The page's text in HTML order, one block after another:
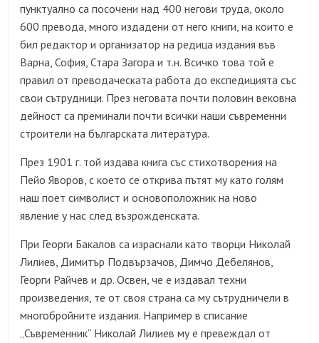
пунктуално са посочени над 400 негови труда, около
600 превода, много издадени от него книги, на които е
бил редактор и организатор на редица издания във
Варна, София, Стара Загора и т.н. Всичко това той е
правил от преводаческата работа до експедицията със
свои сътрудници. През неговата почти половин вековна
дейност са преминали почти всички наши съвременни
строители на българската литература.
През 1901 г. той издава книга със стихотворения на
Пейо Яворов, с което се открива пътят му като голям
наш поет символист и основоположник на ново
явление у нас след възрожденската.
При Георги Бакалов са израснали като творци Николай
Лилиев, Димитър Подвързачов, Димчо Дебелянов,
Георги Райчев и др. Освен, че е издавал техни
произведения, те от своя страна са му сътрудничели в
многобройните издания. Например в списание
„Съвременник“ Николай Лилиев му е превеждал от